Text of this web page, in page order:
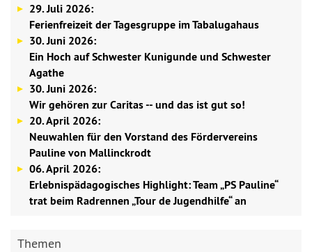
29. Juli 2026:
Ferienfreizeit der Tagesgruppe im Tabalugahaus
30. Juni 2026:
Ein Hoch auf Schwester Kunigunde und Schwester
Agathe
30. Juni 2026:
Wir gehören zur Caritas -- und das ist gut so!
20. April 2026:
Neuwahlen für den Vorstand des Fördervereins
Pauline von Mallinckrodt
06. April 2026:
Erlebnispädagogisches Highlight: Team „PS Pauline“
trat beim Radrennen „Tour de Jugendhilfe“ an
Themen